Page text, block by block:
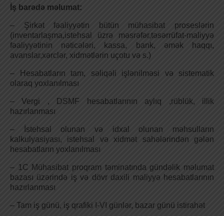
İş barədə məlumat:
– Şirkət fəaliyyətin bütün mühasibat proseslərin
(inventarlaşma,istehsal üzrə məsrəfər,təsərrüfat-maliyyə
fəaliyyətinin nəticələri, kassa, bank, əmək haqqı,
avanslar,xərclər, xidmətlərin uçotu və s.)
– Hesabatların tam, səliqəli işlənilməsi və sistematik
olaraq yoxlanılması
– Vergi , DSMF hesabatlarının aylıq ,rüblük, illik
hazırlanması
– İstehsal olunan və idxal olunan məhsulların
kalkulyasiyası, istehsal və xidmət sahələrindən gələn
hesabatların yoxlanılması
– 1C Mühasibat proqram təminatında gündəlik məlumat
bazası üzərində iş və dövr daxili maliyyə hesabatlarının
hazırlanması
– Tam iş günü, iş qrafiki I-VI günlər, bazar günü istirahət